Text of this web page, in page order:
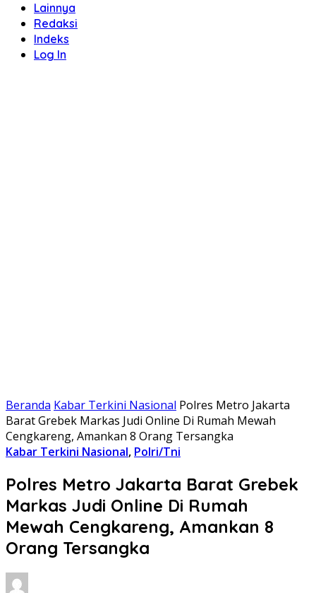
Lainnya
Redaksi
Indeks
Log In
Beranda Kabar Terkini Nasional Polres Metro Jakarta
Barat Grebek Markas Judi Online Di Rumah Mewah
Cengkareng, Amankan 8 Orang Tersangka
Kabar Terkini Nasional, Polri/Tni
Polres Metro Jakarta Barat Grebek
Markas Judi Online Di Rumah
Mewah Cengkareng, Amankan 8
Orang Tersangka